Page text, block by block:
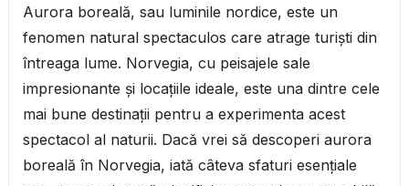
Aurora boreală, sau luminile nordice, este un
fenomen natural spectaculos care atrage turiști din
întreaga lume. Norvegia, cu peisajele sale
impresionante și locațiile ideale, este una dintre cele
mai bune destinații pentru a experimenta acest
spectacol al naturii. Dacă vrei să descoperi aurora
boreală în Norvegia, iată câteva sfaturi esențiale